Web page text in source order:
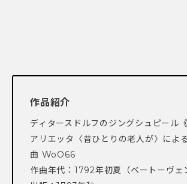
作品紹介
ディタースドルフのジングシュピール
アリエッタ〈昔ひとりの老人が〉によ
曲 WoO66
作曲年代：1792年初夏（ベートーヴェ